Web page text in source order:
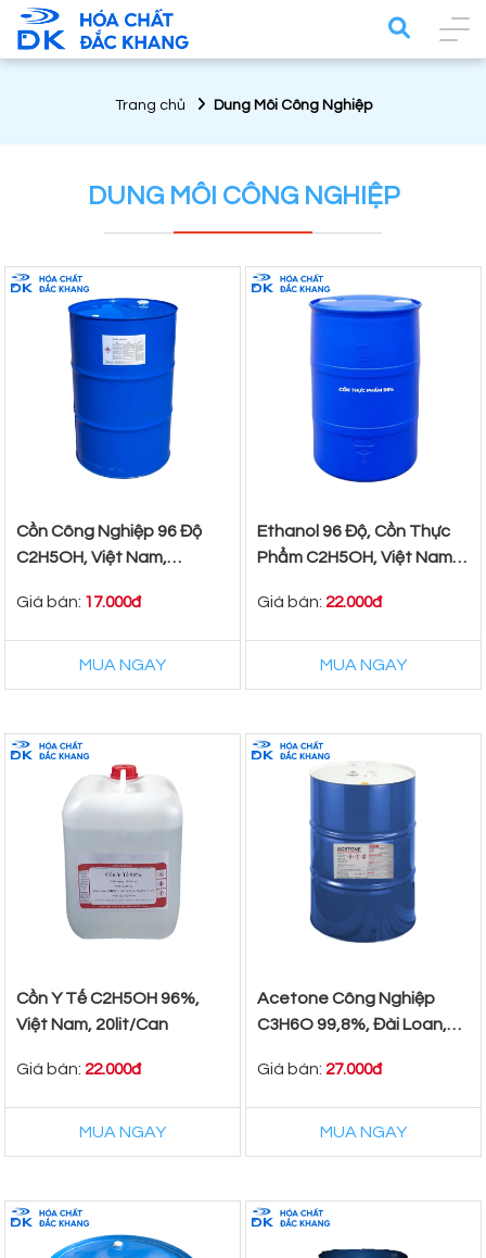
Trang chủ Dung Môi Công Nghiệp
DUNG MÔI CÔNG NGHIỆP
Cồn Công Nghiệp 96 Độ
C2H5OH, Việt Nam,
Giá bán: 17.000đ
MUA NGAY
Ethanol 96 Độ, Cồn Thực
Phẩm C2H5OH, Việt Nam,
Giá bán: 22.000đ
MUA NGAY
Cồn Y Tế C2H5OH 96%,
Việt Nam, 20lit/Can
Giá bán: 22.000đ
MUA NGAY
Acetone Công Nghiệp
C3H6O 99,8%, Đài Loan,
Giá bán: 27.000đ
MUA NGAY